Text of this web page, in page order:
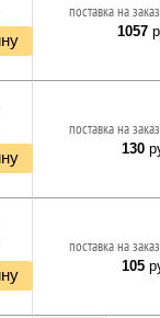
поставка на
1057
поставка на
130
поставка на
105